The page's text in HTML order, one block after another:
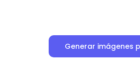
Generar imágenes